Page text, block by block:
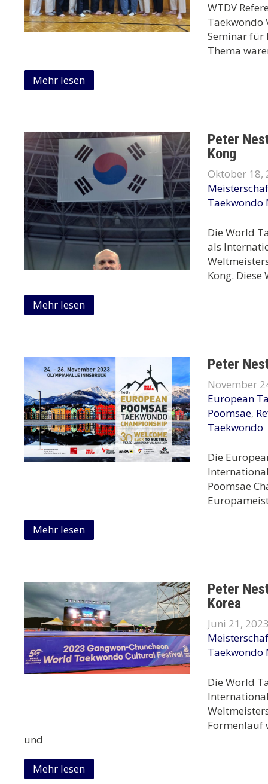
WTDV
Taekwondo
Seminar für
Thema
Mehr lesen
Peter
Kong
Oktober 18,
Taekwondo
Die World
als
Kong.
Mehr lesen
Peter
November
European
Poomsae,
Taekwondo
Die
Poomsae
Mehr lesen
Peter
Korea
Juni 21,
Taekwondo
Die World
Formenlauf
und
Mehr lesen